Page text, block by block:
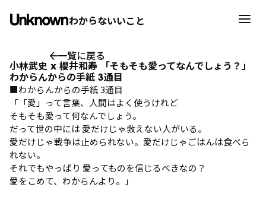
わからないいこと
一覧に戻る
小林武史 x 櫻井和寿 「そもそも愛ってなんでしょう？」
わからんからの手紙 3通目
■わからんからの手紙 3通目
「「愛」って言葉、人間はよく使うけれど
そもそも愛って何なんでしょう。
だって世の中には 愛だけじゃ救えない人がいる。
愛だけじゃ戦争は止められない。愛だけじゃごはんは食べら
れない。
それでもやっぱり 愛ってものを信じるべきなの？
愛をこめて、わからんより。」